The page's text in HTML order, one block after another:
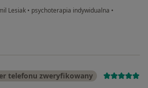
Lesiak • psychoterapia indywidualna •
Zosi
telefonu zweryfikowany